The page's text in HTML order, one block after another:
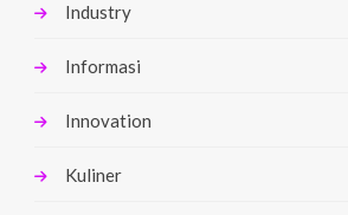
Industry
Informasi
Innovation
Kuliner